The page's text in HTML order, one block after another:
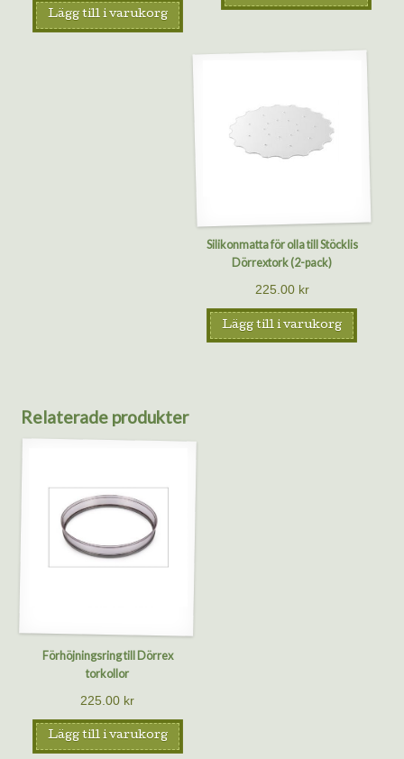
Lägg till i varukorg
Silikonmatta för olla till Stöcklis
Dörrextork (2-pack)
225.00 kr
Lägg till i varukorg
Relaterade produkter
Förhöjningsring till Dörrex
torkollor
225.00 kr
Lägg till i varukorg